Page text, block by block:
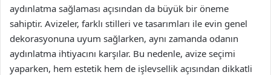
aydınlatma sağlaması açısından da büyük bir öneme
sahiptir. Avizeler, farklı stilleri ve tasarımları ile evin genel
dekorasyonuna uyum sağlarken, aynı zamanda odanın
aydınlatma ihtiyacını karşılar. Bu nedenle, avize seçimi
yaparken, hem estetik hem de işlevsellik açısından dikkatli